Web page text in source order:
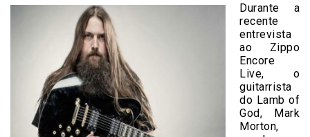
Durante a
recente
entrevista
ao Zippo
Encore
Live, o
guitarrista
do Lamb of
God, Mark
Morton,